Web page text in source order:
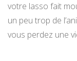
votre lasso fait
un peu trop de
vous perdez une